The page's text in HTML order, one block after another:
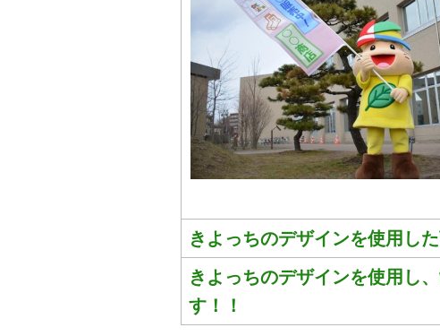
きよっちのデザインを使用し
きよっちのデザインを使用し
す！！